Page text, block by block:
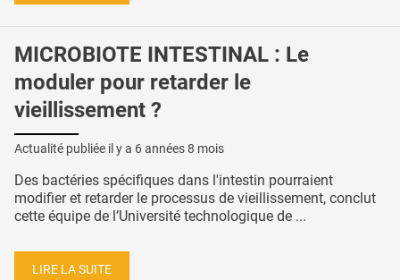
MICROBIOTE INTESTINAL : Le
moduler pour retarder le
vieillissement ?
Actualité publiée il y a 6 années 8 mois
Des bactéries spécifiques dans l'intestin pourraient
modifier et retarder le processus de vieillissement, conclut
cette équipe de l’Université technologique de ...
LIRE LA SUITE